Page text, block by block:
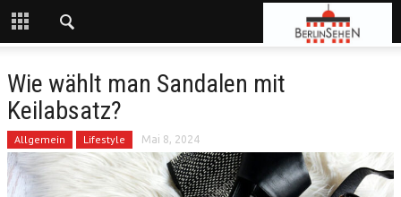
Wie wählt man Sandalen mit
Keilabsatz?
Allgemein Lifestyle Mai 8, 2024